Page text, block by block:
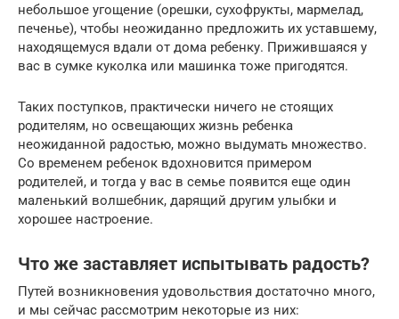
небольшое угощение (орешки, сухофрукты, мармелад,
печенье), чтобы неожиданно предложить их уставшему,
находящемуся вдали от дома ребенку. Прижившаяся у
вас в сумке куколка или машинка тоже пригодятся.
Таких поступков, практически ничего не стоящих
родителям, но освещающих жизнь ребенка
неожиданной радостью, можно выдумать множество.
Со временем ребенок вдохновится примером
родителей, и тогда у вас в семье появится еще один
маленький волшебник, дарящий другим улыбки и
хорошее настроение.
Что же заставляет испытывать радость?
Путей возникновения удовольствия достаточно много,
и мы сейчас рассмотрим некоторые из них: